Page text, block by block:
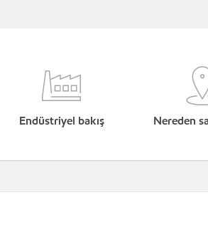
Endüstriyel bakış Nereden